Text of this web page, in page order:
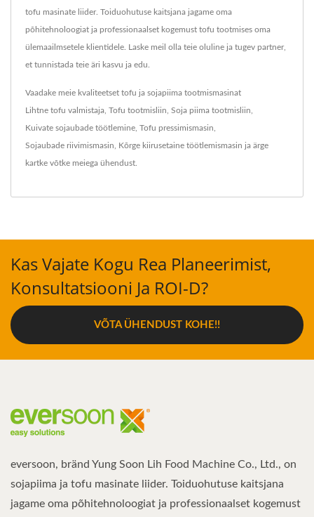
tofu masinate liider. Toiduohutuse kaitsjana jagame oma
põhitehnoloogiat ja professionaalset kogemust tofu tootmises oma
ülemaailmsetele klientidele. Laske meil olla teie oluline ja tugev partner,
et tunnistada teie äri kasvu ja edu.
Vaadake meie kvaliteetset tofu ja sojapiima tootmismasinat
Lihtne tofu valmistaja Tofu tootmisliin Soja piima tootmisliin
Kuivate sojaubade töötlemine Tofu pressimismasin
Sojaubade riivimismasin Kõrge kiirusetaine töötlemismasin ja ärge
kartke võtke meiega ühendust
Kas Vajate Kogu Rea Planeerimist,
Konsultatsiooni Ja ROI-D?
VÕTA ÜHENDUST KOHE!!
eversoon, bränd Yung Soon Lih Food Machine Co., Ltd., on
sojapiima ja tofu masinate liider. Toiduohutuse kaitsjana
jagame oma põhitehnoloogiat ja professionaalset kogemust